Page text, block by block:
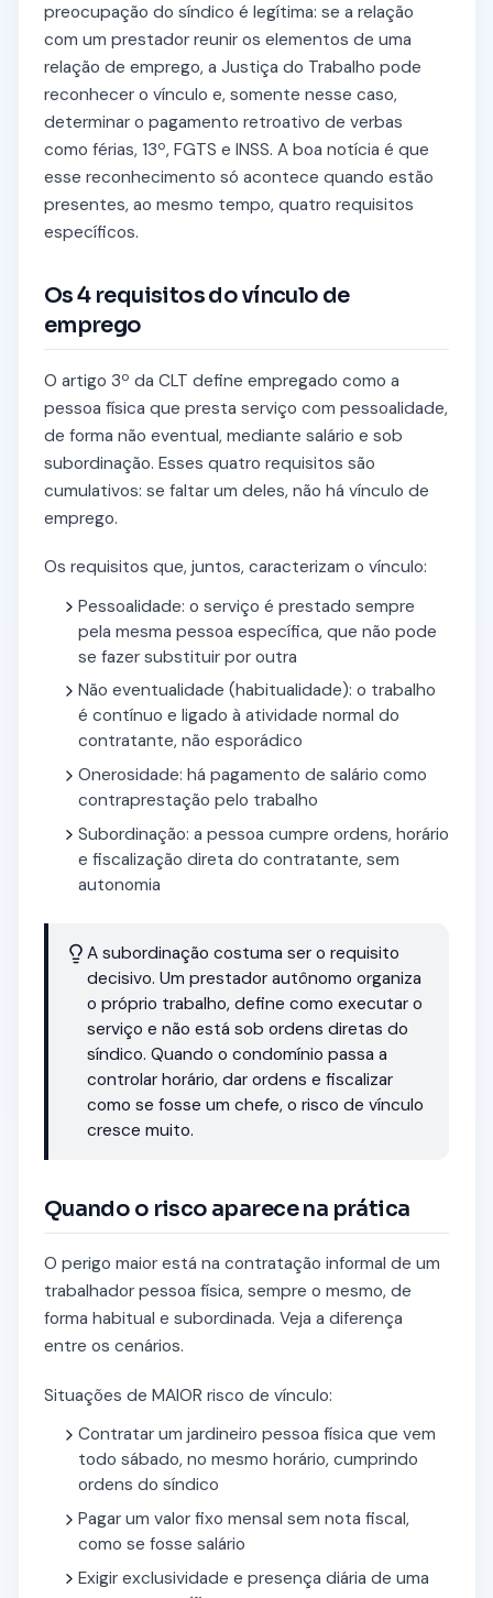
preocupação do síndico é legítima: se a relação
com um prestador reunir os elementos de uma
relação de emprego, a Justiça do Trabalho pode
reconhecer o vínculo e, somente nesse caso,
determinar o pagamento retroativo de verbas
como férias, 13º, FGTS e INSS. A boa notícia é que
esse reconhecimento só acontece quando estão
presentes, ao mesmo tempo, quatro requisitos
específicos.
Os 4 requisitos do vínculo de
emprego
O artigo 3º da CLT define empregado como a
pessoa física que presta serviço com pessoalidade,
de forma não eventual, mediante salário e sob
subordinação. Esses quatro requisitos são
cumulativos: se faltar um deles, não há vínculo de
emprego.
Os requisitos que, juntos, caracterizam o vínculo:
Pessoalidade: o serviço é prestado sempre
pela mesma pessoa específica, que não pode
se fazer substituir por outra
Não eventualidade (habitualidade): o trabalho
é contínuo e ligado à atividade normal do
contratante, não esporádico
Onerosidade: há pagamento de salário como
contraprestação pelo trabalho
Subordinação: a pessoa cumpre ordens, horário
e fiscalização direta do contratante, sem
autonomia
A subordinação costuma ser o requisito
decisivo. Um prestador autônomo organiza
o próprio trabalho, define como executar o
serviço e não está sob ordens diretas do
síndico. Quando o condomínio passa a
controlar horário, dar ordens e fiscalizar
como se fosse um chefe, o risco de vínculo
cresce muito.
Quando o risco aparece na prática
O perigo maior está na contratação informal de um
trabalhador pessoa física, sempre o mesmo, de
forma habitual e subordinada. Veja a diferença
entre os cenários.
Situações de MAIOR risco de vínculo:
Contratar um jardineiro pessoa física que vem
todo sábado, no mesmo horário, cumprindo
ordens do síndico
Pagar um valor fixo mensal sem nota fiscal,
como se fosse salário
Exigir exclusividade e presença diária de uma